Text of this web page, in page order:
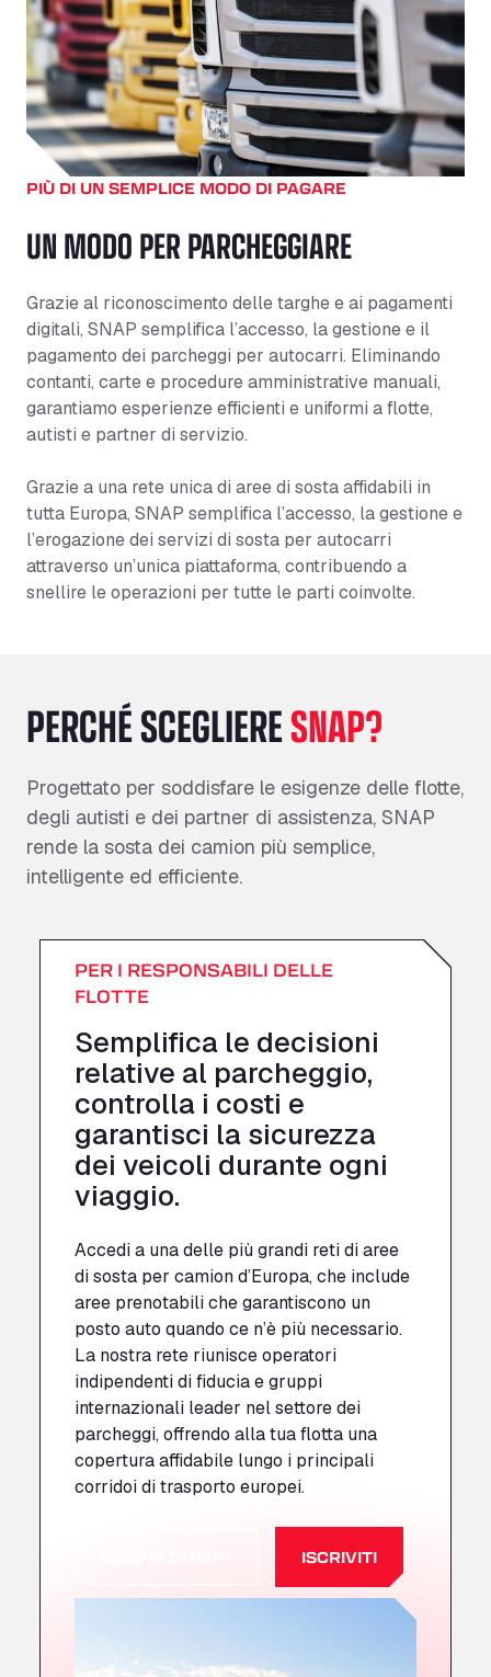
PIÙ DI UN SEMPLICE MODO DI PAGARE
UN MODO PER PARCHEGGIARE
Grazie al riconoscimento delle targhe e ai pagamenti
digitali, SNAP semplifica l’accesso, la gestione e il
pagamento dei parcheggi per autocarri. Eliminando
contanti, carte e procedure amministrative manuali,
garantiamo esperienze efficienti e uniformi a flotte,
autisti e partner di servizio.
Grazie a una rete unica di aree di sosta affidabili in
tutta Europa, SNAP semplifica l’accesso, la gestione e
l’erogazione dei servizi di sosta per autocarri
attraverso un’unica piattaforma, contribuendo a
snellire le operazioni per tutte le parti coinvolte.
PERCHÉ SCEGLIERESNAP?
Progettato per soddisfare le esigenze delle flotte,
degli autisti e dei partner di assistenza, SNAP
rende la sosta dei camion più semplice,
intelligente ed efficiente.
PER I RESPONSABILI DELLE
FLOTTE
Semplifica le decisioni
relative al parcheggio,
controlla i costi e
garantisci la sicurezza
dei veicoli durante ogni
viaggio.
Accedi a una delle più grandi reti di aree
di sosta per camion d’Europa, che include
aree prenotabili che garantiscono un
posto auto quando ce n’è più necessario.
La nostra rete riunisce operatori
indipendenti di fiducia e gruppi
internazionali leader nel settore dei
parcheggi, offrendo alla tua flotta una
copertura affidabile lungo i principali
corridoi di trasporto europei.
ISCRIVITI